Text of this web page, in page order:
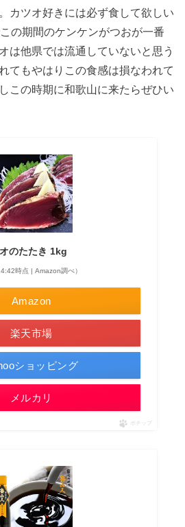
カツオ好きには必ず食して欲しい
の期間のケンケンがつおが一番
は他県では流通していないと思う
てもやはりこの食感は損なわれて
この時期に和歌山に来たらぜひい
のたたき 1kg
時点 | Amazon調べ）
Amazon
楽天市場
ショッピング
メルカリ
ポチップ